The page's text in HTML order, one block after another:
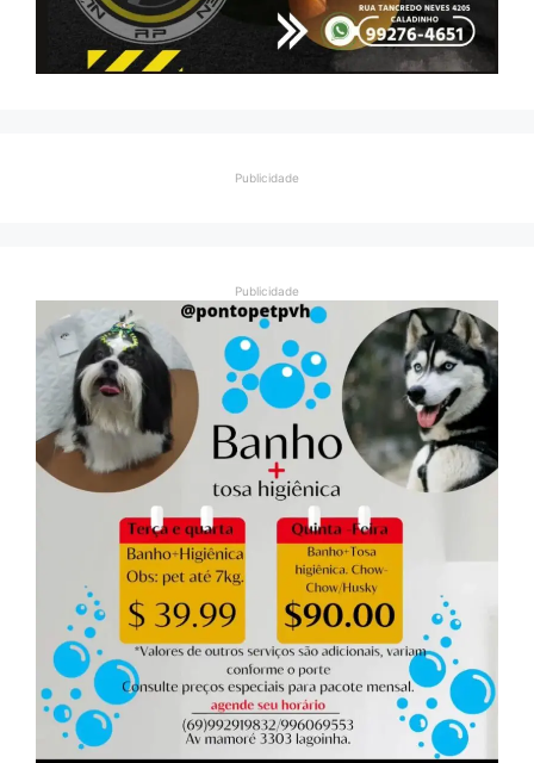
Publicidade
Publicidade